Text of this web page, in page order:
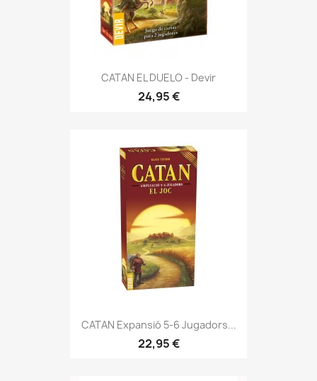
CATAN EL DUELO - Devir
24,95 €
CATAN Expansió 5-6 Jugadors...
22,95 €